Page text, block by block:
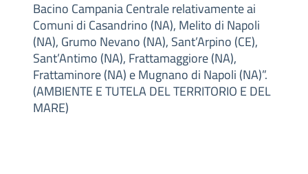
Bacino Campania Centrale relativamente ai
Comuni di Casandrino (NA), Melito di Napoli
(NA), Grumo Nevano (NA), Sant’Arpino (CE),
Sant’Antimo (NA), Frattamaggiore (NA),
Frattaminore (NA) e Mugnano di Napoli (NA)”.
(AMBIENTE E TUTELA DEL TERRITORIO E DEL
MARE)